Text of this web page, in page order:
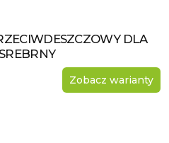
DLA
Zobacz warianty